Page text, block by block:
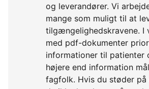
og leverandører. Vi
mange som muligt til at
tilgængelighedskravene. I
med pdf-dokumenter
informationer til patienter
højere end information
fagfolk. Hvis du støder på